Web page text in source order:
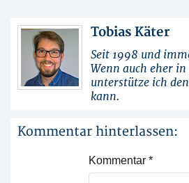
Tobias Käter
Seit 1998 und
Wenn auch eher
unterstütze ich
kann.
Kommentar hinterlassen:
Kommentar *